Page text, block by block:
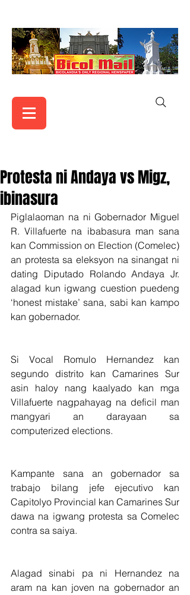
Protesta ni Andaya vs Migz,
ibinasura
Piglalaoman na ni Gobernador Miguel
R. Villafuerte na ibabasura man sana
kan Commission on Election (Comelec)
an protesta sa eleksyon na sinangat ni
dating Diputado Rolando Andaya Jr.
alagad kun igwang cuestion puedeng
‘honest mistake’ sana, sabi kan kampo
kan gobernador.
Si Vocal Romulo Hernandez kan
segundo distrito kan Camarines Sur
asin haloy nang kaalyado kan mga
Villafuerte nagpahayag na deficil man
mangyari an darayaan sa
computerized elections.
Kampante sana an gobernador sa
trabajo bilang jefe ejecutivo kan
Capitolyo Provincial kan Camarines Sur
dawa na igwang protesta sa Comelec
contra sa saiya.
Alagad sinabi pa ni Hernandez na
aram na kan joven na gobernador an